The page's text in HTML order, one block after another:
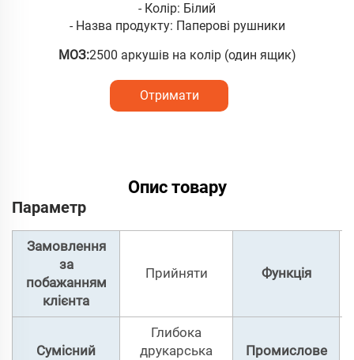
- Колір: Білий
- Назва продукту: Паперові рушники
МОЗ:2500 аркушів на колір (один ящик)
Отримати
Опис товару
Параметр
Замовлення
за
побажанням
клієнта
Прийняти Функція
Сумісний
Глибока
друкарська
Промислове